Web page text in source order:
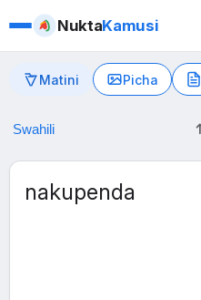
NuktaKamusi
Matini Picha